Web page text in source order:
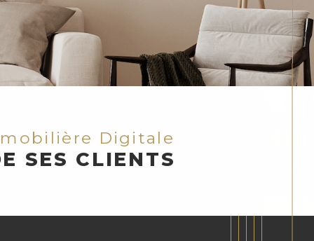
Digitale
SES CLIENTS